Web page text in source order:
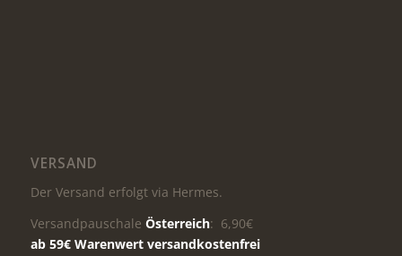
VERSAND
Der Versand erfolgt via Hermes.
Versandpauschale Österreich: 6,90€
ab 59€ Warenwert versandkostenfrei